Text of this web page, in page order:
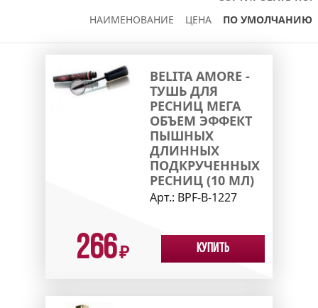
НАИМЕНОВАНИЕ
ЦЕНА ПО УМОЛЧАНИЮ
BELITA AMORE -
ТУШЬ ДЛЯ
РЕСНИЦ МЕГА
ОБЪЕМ ЭФФЕКТ
ПЫШНЫХ
ДЛИННЫХ
ПОДКРУЧЕННЫХ
РЕСНИЦ (10 МЛ)
Арт.: ВPF-B-1227
266₽ Купить